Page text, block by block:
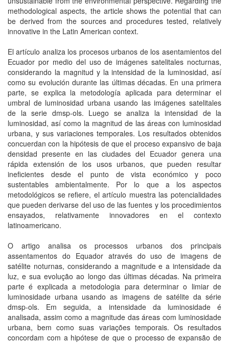
methodological aspects, the article shows the potential that can
be derived from the sources and procedures tested, relatively
innovative in the Latin American context.
El artículo analiza los procesos urbanos de los asentamientos del
Ecuador por medio del uso de imágenes satelitales nocturnas,
considerando la magnitud y la intensidad de la luminosidad, así
como su evolución durante las últimas décadas. En una primera
parte, se explica la metodología aplicada para determinar el
umbral de luminosidad urbana usando las imágenes satelitales
de la serie dmsp-ols. Luego se analiza la intensidad de la
luminosidad, así como la magnitud de las áreas con luminosidad
urbana, y sus variaciones temporales. Los resultados obtenidos
concuerdan con la hipótesis de que el proceso expansivo de baja
densidad presente en las ciudades del Ecuador genera una
rápida extensión de los usos urbanos, que pueden resultar
ineficientes desde el punto de vista económico y poco
sustentables ambientalmente. Por lo que a los aspectos
metodológicos se refiere, el artículo muestra las potencialidades
que pueden derivarse del uso de las fuentes y los procedimientos
ensayados, relativamente innovadores en el contexto
latinoamericano.
O artigo analisa os processos urbanos dos principais
assentamentos do Equador através do uso de imagens de
satélite noturnas, considerando a magnitude e a intensidade da
luz, e sua evolução ao longo das últimas décadas. Na primeira
parte é explicada a metodologia para determinar o limiar de
luminosidade urbana usando as imagens de satélite da série
dmsp-ols. Em seguida, a intensidade da luminosidade é
analisada, assim como a magnitude das áreas com luminosidade
urbana, bem como suas variações temporais. Os resultados
concordam com a hipótese de que o processo de expansão de